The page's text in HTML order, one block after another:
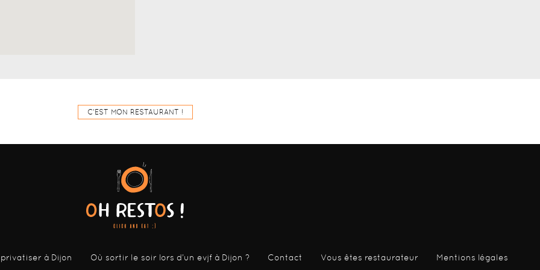
C'EST MON RESTAURANT !
à Dijon Où sortir le soir lors d’un evjf à Dijon ? Contact Vous êtes restaurateur Mentions légales